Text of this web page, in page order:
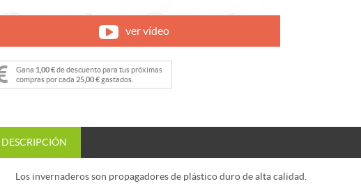
ver vídeo
Gana 1,00 €de descuento para tus próximas
compras por cada 25,00 €gastados.
DESCRIPCIÓN
Los invernaderos son propagadores de plástico duro de alta calidad.